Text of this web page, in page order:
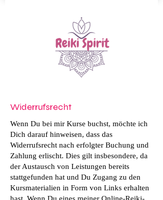
Widerrufsrecht
Wenn Du bei mir Kurse buchst, möchte ich
Dich darauf hinweisen, dass das
Widerrufsrecht nach erfolgter Buchung und
Zahlung erlischt. Dies gilt insbesondere, da
der Austausch von Leistungen bereits
stattgefunden hat und Du Zugang zu den
Kursmaterialien in Form von Links erhalten